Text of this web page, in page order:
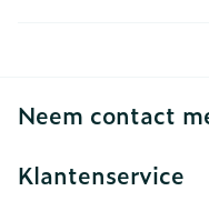
Neem contact
Klantenservice